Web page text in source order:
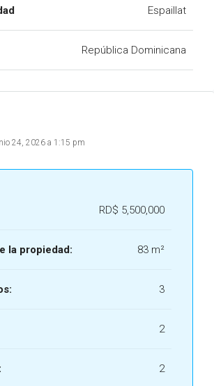
Espaillat
República Dominicana
24, 2026 a 1:15 pm
RD$ 5,500,000
la propiedad: 83 m²
3
2
2